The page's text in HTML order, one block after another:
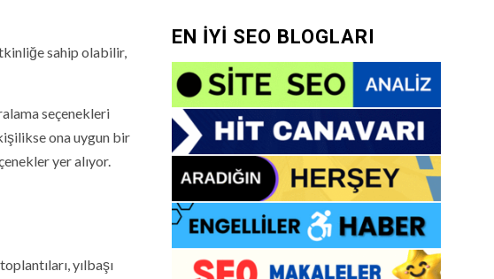
sahip olabilir,
seçenekleri
ona uygun bir
yer alıyor.
yılbaşı
EN İYİ SEO BLOGLARI